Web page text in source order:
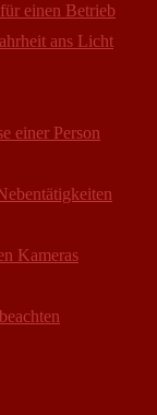
einen Betrieb
ans Licht
einer Person
Kameras